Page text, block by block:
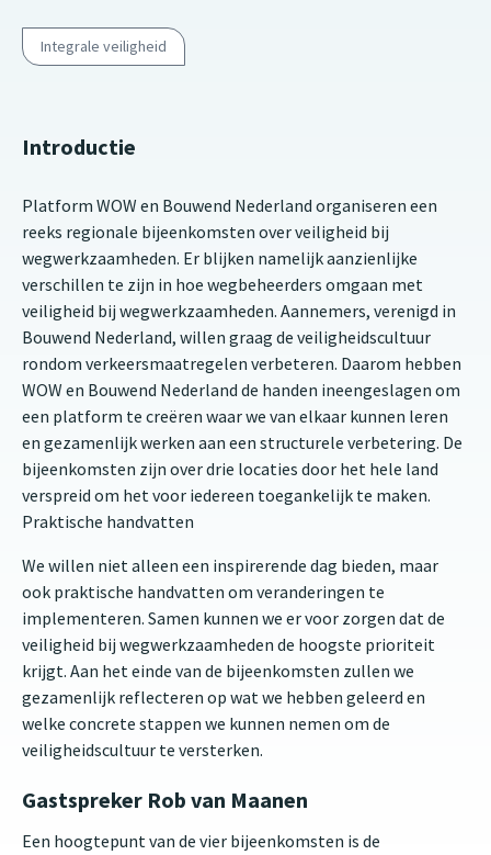
Integrale veiligheid
Introductie
Platform WOW en Bouwend Nederland organiseren een
reeks regionale bijeenkomsten over veiligheid bij
wegwerkzaamheden. Er blijken namelijk aanzienlijke
verschillen te zijn in hoe wegbeheerders omgaan met
veiligheid bij wegwerkzaamheden. Aannemers, verenigd in
Bouwend Nederland, willen graag de veiligheidscultuur
rondom verkeersmaatregelen verbeteren. Daarom hebben
WOW en Bouwend Nederland de handen ineengeslagen om
een platform te creëren waar we van elkaar kunnen leren
en gezamenlijk werken aan een structurele verbetering. De
bijeenkomsten zijn over drie locaties door het hele land
verspreid om het voor iedereen toegankelijk te maken.
Praktische handvatten
We willen niet alleen een inspirerende dag bieden, maar
ook praktische handvatten om veranderingen te
implementeren. Samen kunnen we er voor zorgen dat de
veiligheid bij wegwerkzaamheden de hoogste prioriteit
krijgt. Aan het einde van de bijeenkomsten zullen we
gezamenlijk reflecteren op wat we hebben geleerd en
welke concrete stappen we kunnen nemen om de
veiligheidscultuur te versterken.
Gastspreker Rob van Maanen
Een hoogtepunt van de vier bijeenkomsten is de